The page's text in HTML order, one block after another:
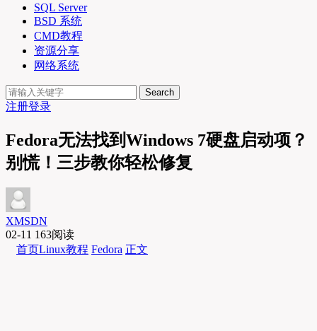
SQL Server
BSD 系统
CMD教程
资源分享
网络系统
Search
注册登录
Fedora无法找到Windows 7硬盘启动项？
别慌！三步教你轻松修复
XMSDN
02-11 163阅读
首页Linux教程 Fedora 正文